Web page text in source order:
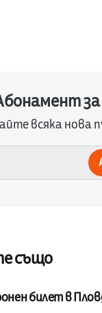
всяка нова
също
билет в